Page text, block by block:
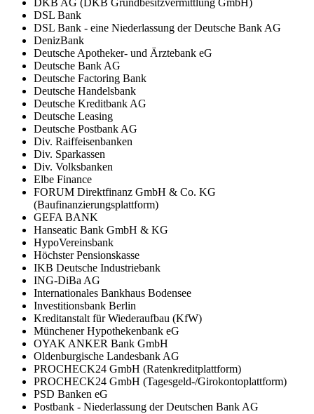
DKB AG (DKB Grundbesitzvermittlung GmbH)
DSL Bank
DSL Bank - eine Niederlassung der Deutsche Bank AG
DenizBank
Deutsche Apotheker- und Ärztebank eG
Deutsche Bank AG
Deutsche Factoring Bank
Deutsche Handelsbank
Deutsche Kreditbank AG
Deutsche Leasing
Deutsche Postbank AG
Div. Raiffeisenbanken
Div. Sparkassen
Div. Volksbanken
Elbe Finance
FORUM Direktfinanz GmbH & Co. KG
(Baufinanzierungsplattform)
GEFA BANK
Hanseatic Bank GmbH & KG
HypoVereinsbank
Höchster Pensionskasse
IKB Deutsche Industriebank
ING-DiBa AG
Internationales Bankhaus Bodensee
Investitionsbank Berlin
Kreditanstalt für Wiederaufbau (KfW)
Münchener Hypothekenbank eG
OYAK ANKER Bank GmbH
Oldenburgische Landesbank AG
PROCHECK24 GmbH (Ratenkreditplattform)
PROCHECK24 GmbH (Tagesgeld-/Girokontoplattform)
PSD Banken eG
Postbank - Niederlassung der Deutschen Bank AG